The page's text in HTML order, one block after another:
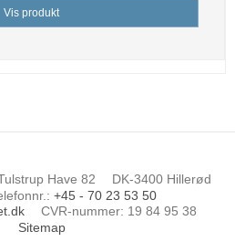
Vis produkt
Have 82
DK-3400 Hillerød
: +45 - 70 23 53 50
CVR-nummer: 19 84 95 38
Sitemap